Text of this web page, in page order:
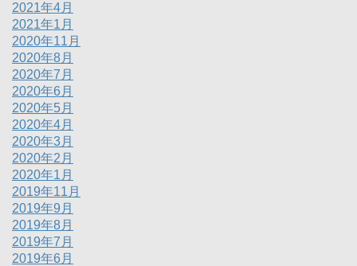
2021年4月
2021年1月
2020年11月
2020年8月
2020年7月
2020年6月
2020年5月
2020年4月
2020年3月
2020年2月
2020年1月
2019年11月
2019年9月
2019年8月
2019年7月
2019年6月